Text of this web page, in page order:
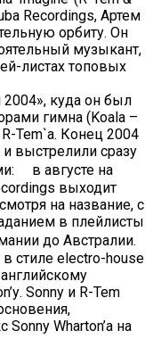
Recordings, Артем
орбиту. Он
музыкант,
листах топовых
куда он был
гимна (Koala –
Tem`a. Конец 2004
выстрелили сразу
в августе на
выходит
на название, с
в плейлисты
до Австралии.
стиле electro-house
Sonny и R-Tem
Sonny Wharton’а на